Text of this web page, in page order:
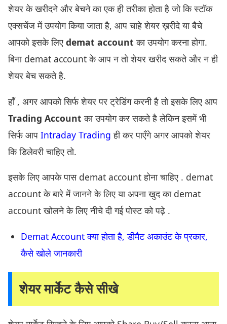
शेयर के खरीदने और बेचने का एक ही तरीका होता है जो कि स्टॉक
एक्सचेंज में उपयोग किया जाता है, आप चाहे शेयर ख़रीदे या बैचे
आपको इसके लिए demat account का उपयोग करना होगा.
बिना demat account के आप न तो शेयर खरीद सकते और न ही
शेयर बेच सकते है.
हाँ , अगर आपको सिर्फ शेयर पर ट्रेडिंग करनी है तो इसके लिए आप
Trading Account का उपयोग कर सकते है लेकिन इसमें भी
सिर्फ आप Intraday Trading ही कर पाएँगे अगर आपको शेयर
कि डिलेवरी चाहिए तो.
इसके लिए आपके पास demat account होना चाहिए . demat
account के बारे में जानने के लिए या अपना खुद का demat
account खोलने के लिए नीचे दी गई पोस्ट को पढ़े .
Demat Account क्या होता है, डीमैट अकाउंट के प्रकार,
कैसे खोले जानकारी
शेयर मार्केट कैसे सीखे